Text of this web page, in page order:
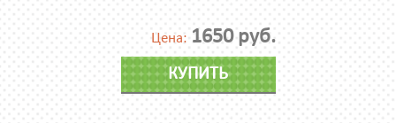
Цена: 1650 руб.
КУПИТЬ